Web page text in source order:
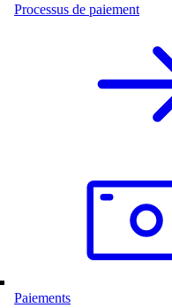
Processus de paiement
Paiements